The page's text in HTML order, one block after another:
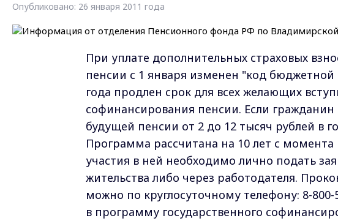
Опубликовано: 26 января 2011 года
При уплате дополнительных страховых
пенсии с 1 января изменен "код
года продлен срок для всех желающих
софинансирования пенсии. Если
будущей пенсии от 2 до 12 тысяч рублей в
Программа рассчитана на 10 лет с момента
участия в ней необходимо лично подать
жительства либо через работодателя.
можно по круглосуточному телефону: 8-
в программу государственного